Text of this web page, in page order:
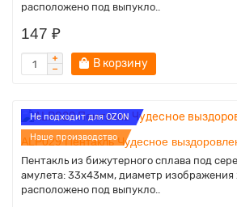
расположено под выпукло..
147 ₽
В корзину
Не подходит для OZON
Наше производство
ALP029 Пентакль Чудесное
Пентакль из бижутерного сплава под
амулета: 33х43мм, диаметр
расположено под выпукло..